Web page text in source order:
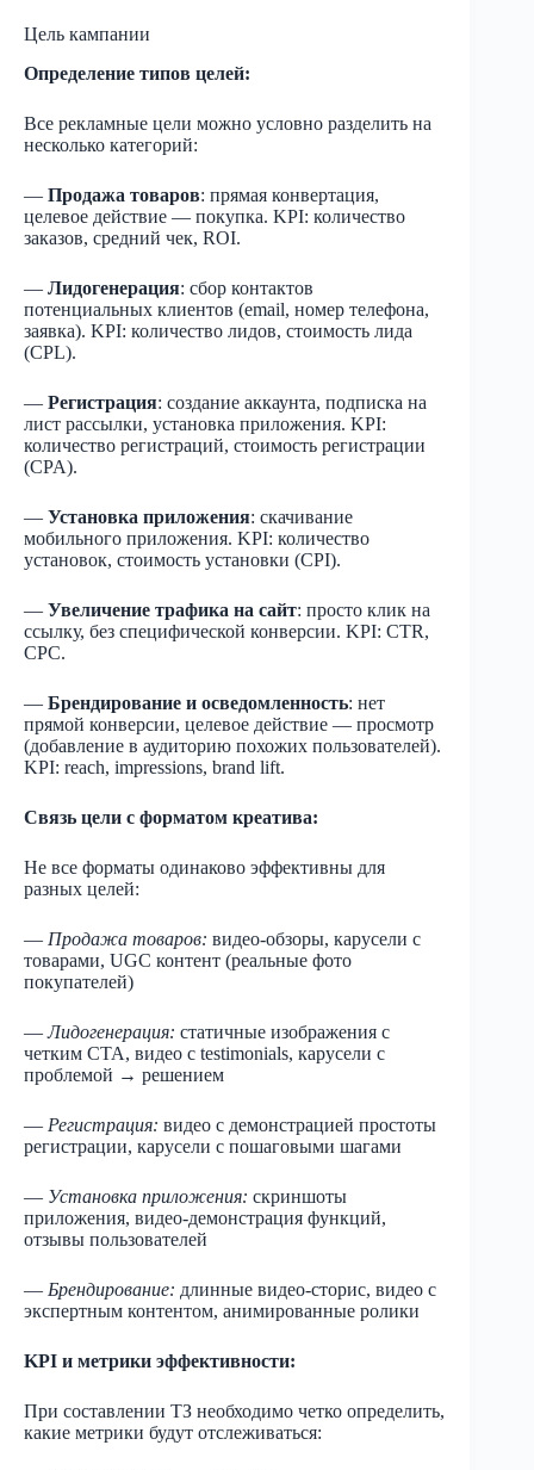
Цель кампании
Определение типов целей:
Все рекламные цели можно условно разделить на
несколько категорий:
— Продажа товаров: прямая конвертация,
целевое действие — покупка. KPI: количество
заказов, средний чек, ROI.
— Лидогенерация: сбор контактов
потенциальных клиентов (email, номер телефона,
заявка). KPI: количество лидов, стоимость лида
(CPL).
— Регистрация: создание аккаунта, подписка на
лист рассылки, установка приложения. KPI:
количество регистраций, стоимость регистрации
(CPA).
— Установка приложения: скачивание
мобильного приложения. KPI: количество
установок, стоимость установки (CPI).
— Увеличение трафика на сайт: просто клик на
ссылку, без специфической конверсии. KPI: CTR,
CPC.
— Брендирование и осведомленность: нет
прямой конверсии, целевое действие — просмотр
(добавление в аудиторию похожих пользователей).
KPI: reach, impressions, brand lift.
Связь цели с форматом креатива:
Не все форматы одинаково эффективны для
разных целей:
— Продажа товаров: видео-обзоры, карусели с
товарами, UGC контент (реальные фото
покупателей)
—Лидогенерация: статичные изображения с
четким CTA, видео с testimonials, карусели с
проблемой → решением
— Регистрация: видео с демонстрацией простоты
регистрации, карусели с пошаговыми шагами
— Установка приложения: скриншоты
приложения, видео-демонстрация функций,
отзывы пользователей
— Брендирование: длинные видео-сторис, видео с
экспертным контентом, анимированные ролики
KPI и метрики эффективности:
При составлении ТЗ необходимо четко определить,
какие метрики будут отслеживаться: